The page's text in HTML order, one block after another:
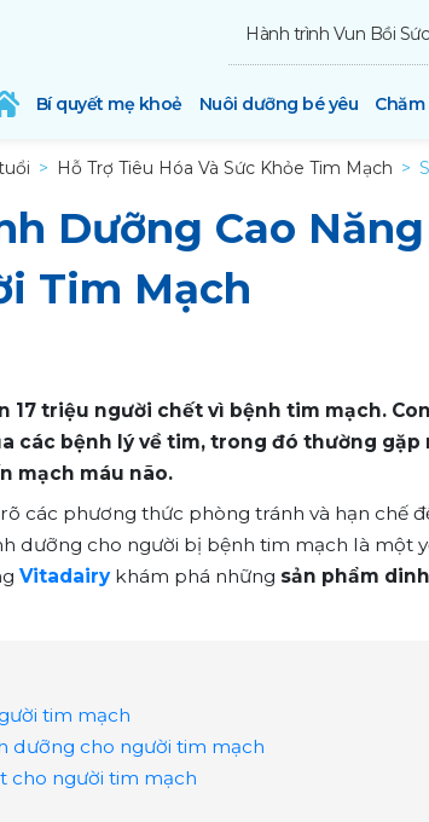
Hành trình Vun Bồi
Bí quyết mẹ khoẻ Nuôi dưỡng bé yêu
Hỗ Trợ Tiêu Hóa Và Sức Khỏe Tim Mạch
Dưỡng Cao
Tim Mạch
17 triệu người chết vì bệnh tim mạch.
các bệnh lý về tim, trong đó thường gặp
mạch máu não.
các phương thức phòng tránh và hạn chế
dưỡng cho người bị bệnh tim mạch là một
Vitadairykhám phá những sản phẩm
tim mạch
dưỡng cho người tim mạch
cho người tim mạch